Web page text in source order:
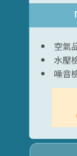
空氣
水壓
噪音